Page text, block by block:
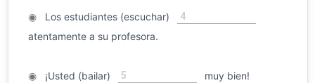
◉Los estudiantes (escuchar) 4
atentamente a su profesora.
◉¡Usted (bailar) 5 muy bien!